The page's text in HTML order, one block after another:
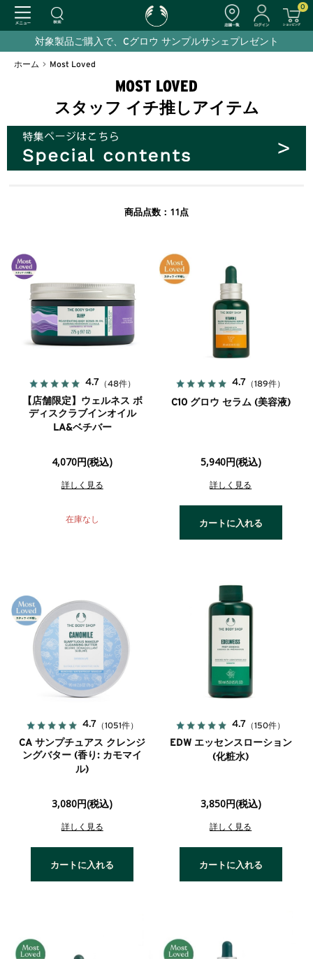
0
対象製品ご購入で、Cグロウ サンプルサシェプレゼント
ホーム > Most Loved
MOST LOVED
スタッフ イチ推しアイテム
商品点数： 11点
4.7 （48件）
【店舗限定】ウェルネス ボ
ディスクラブインオイル
LA&ベチバー
4,070円(税込)
詳しく見る
在庫なし
4.7 （189件）
C10 グロウ セラム (美容液)
5,940円(税込)
詳しく見る
カートに入れる
4.7 （1051件）
CA サンプチュアス クレンジ
ングバター (香り: カモマイ
ル)
3,080円(税込)
詳しく見る
カートに入れる
4.7 （150件）
EDW エッセンスローション
(化粧水)
3,850円(税込)
詳しく見る
カートに入れる